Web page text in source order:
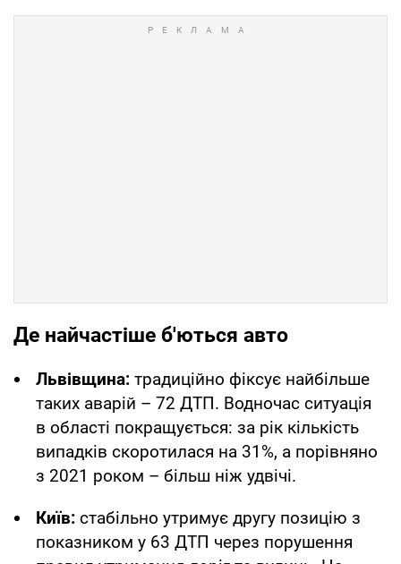
Де найчастіше б'ються авто
Львівщина: традиційно фіксує найбільше
таких аварій – 72 ДТП. Водночас ситуація
в області покращується: за рік кількість
випадків скоротилася на 31%, а порівняно
з 2021 роком – більш ніж удвічі.
Київ: стабільно утримує другу позицію з
показником у 63 ДТП через порушення